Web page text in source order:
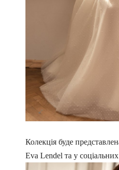
Колекція буде
Eva Lendel та у